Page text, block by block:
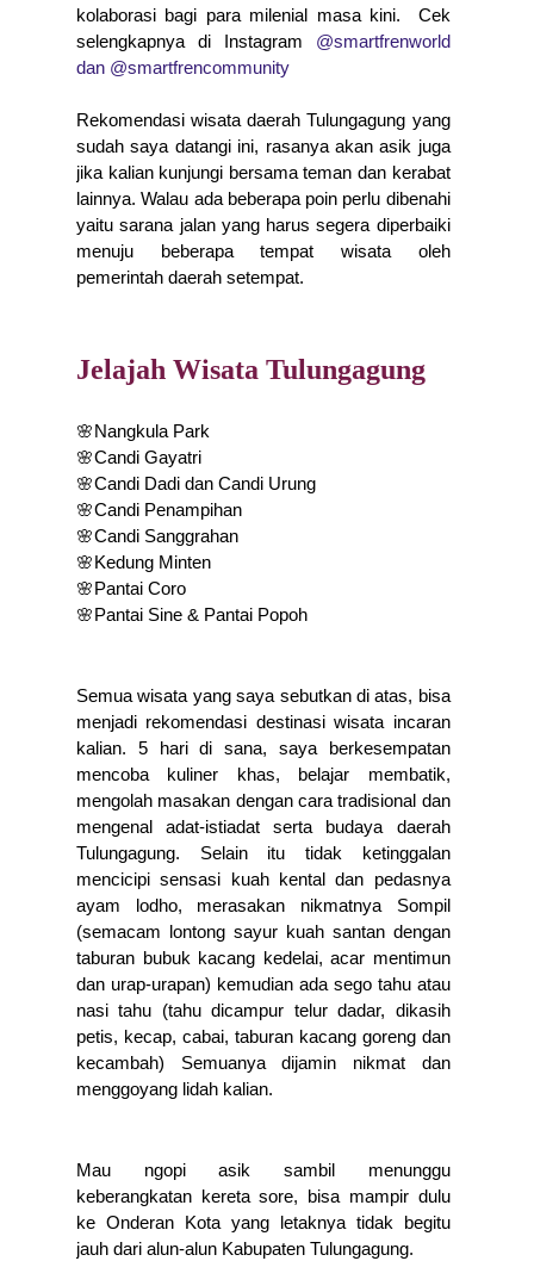
kolaborasi bagi para milenial masa kini.  Cek
selengkapnya di Instagram @smartfrenworld
dan @smartfrencommunity
Rekomendasi wisata daerah Tulungagung yang
sudah saya datangi ini, rasanya akan asik juga
jika kalian kunjungi bersama teman dan kerabat
lainnya. Walau ada beberapa poin perlu dibenahi
yaitu sarana jalan yang harus segera diperbaiki
menuju beberapa tempat wisata oleh
pemerintah daerah setempat.
Jelajah Wisata Tulungagung
🌸Nangkula Park
🌸Candi Gayatri
🌸Candi Dadi dan Candi Urung
🌸Candi Penampihan
🌸Candi Sanggrahan
🌸Kedung Minten
🌸Pantai Coro
🌸Pantai Sine & Pantai Popoh
Semua wisata yang saya sebutkan di atas, bisa
menjadi rekomendasi destinasi wisata incaran
kalian. 5 hari di sana, saya berkesempatan
mencoba kuliner khas, belajar membatik,
mengolah masakan dengan cara tradisional dan
mengenal adat-istiadat serta budaya daerah
Tulungagung. Selain itu tidak ketinggalan
mencicipi sensasi kuah kental dan pedasnya
ayam lodho, merasakan nikmatnya Sompil
(semacam lontong sayur kuah santan dengan
taburan bubuk kacang kedelai, acar mentimun
dan urap-urapan) kemudian ada sego tahu atau
nasi tahu (tahu dicampur telur dadar, dikasih
petis, kecap, cabai, taburan kacang goreng dan
kecambah) Semuanya dijamin nikmat dan
menggoyang lidah kalian.
Mau ngopi asik sambil menunggu
keberangkatan kereta sore, bisa mampir dulu
ke Onderan Kota yang letaknya tidak begitu
jauh dari alun-alun Kabupaten Tulungagung.